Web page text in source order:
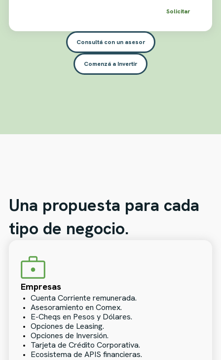
Solicitar
Consultá con un asesor
Comenzá a Invertir
Una propuesta para cada
tipo de negocio.
Empresas
Cuenta Corriente remunerada.
Asesoramiento en Comex.
E-Cheqs en Pesos y Dólares.
Opciones de Leasing.
Opciones de Inversión.
Tarjeta de Crédito Corporativa.
Ecosistema de APIS financieras.